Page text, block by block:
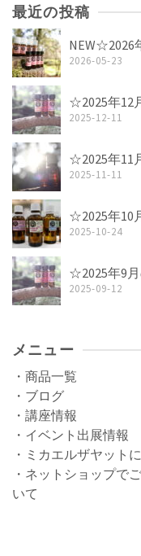
最近の投稿
NEW☆2026
2026-05-23
☆2025年12
2025-12-11
☆2025年11
2025-11-11
☆2025年10
2025-10-24
☆2025年9
2025-09-12
メニュー
・商品一覧
・ブログ
・講座情報
・イベント出展情報
・ミカエルザヤット
・ネットショップで
いて